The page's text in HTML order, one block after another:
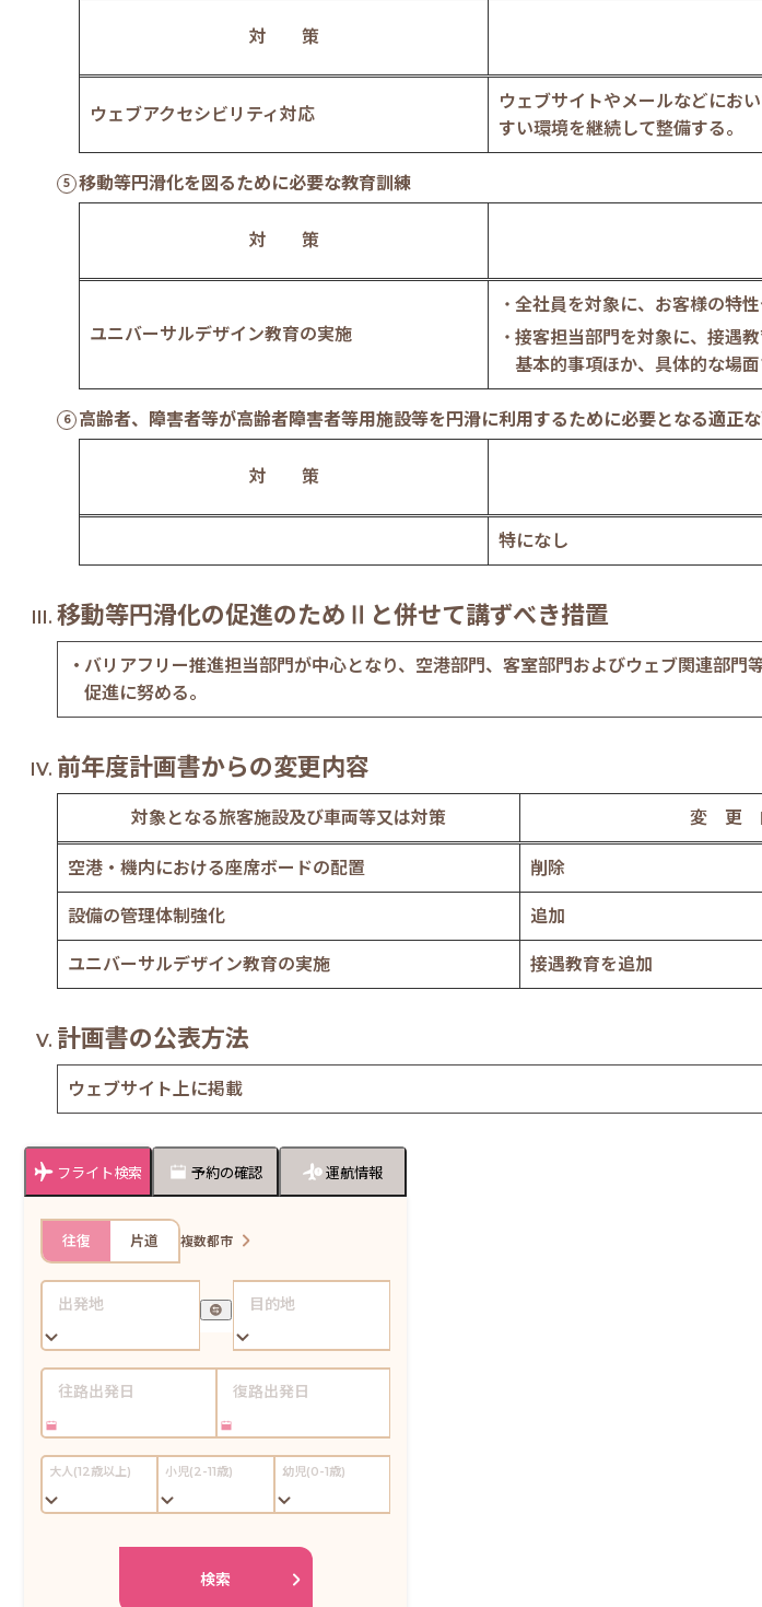
対 策
ウェブアクセシビリティ対応
ウェブサイトやメールなどにお
すい環境を継続して整備する。
移動等円滑化を図るために必要な教育訓練
対 策
ユニバーサルデザイン教育の実施
全社員を対象に、お客様の特
接客担当部門を対象に、接遇
基本的事項ほか、具体的な場
高齢者、障害者等が高齢者障害者等用施設等を円滑に利用するために必要となる適正
対 策
特になし
移動等円滑化の促進のためⅡと併せて講ずべき措置
バリアフリー推進担当部門が中心となり、空港部門、客室部門およびウェブ関連部
促進に努める。
前年度計画書からの変更内容
対象となる旅客施設及び車両等又は対策 変 更
空港・機内における座席ボードの配置 削除
設備の管理体制強化 追加
ユニバーサルデザイン教育の実施 接遇教育を追加
計画書の公表方法
ウェブサイト上に掲載
フライト検索 予約の確認 運航情報
往復 片道 複数都市